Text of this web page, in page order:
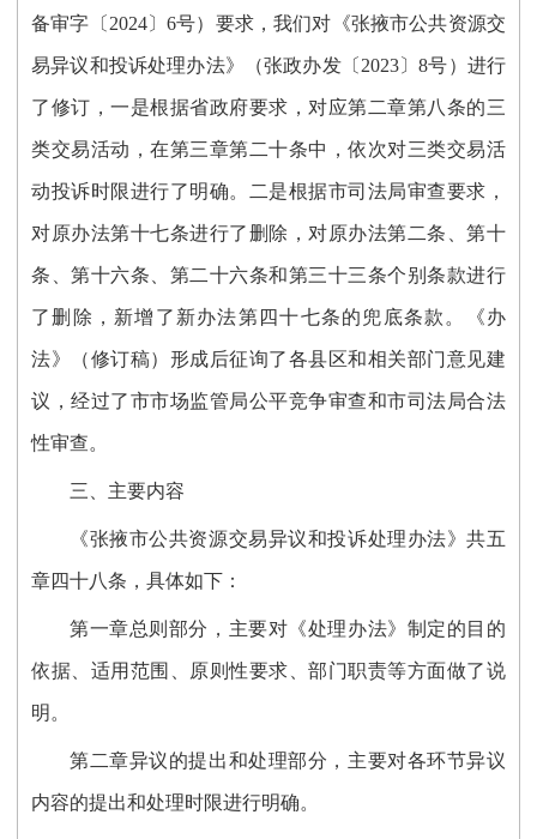
备审字 〔 2024〕6号）要求，我们对 《张掖市公共资源交
易异议和投诉处理办法》（张政办发〔 2023〕8号）进行
了修订，一是根据省政府要求，对应第二章第八条的三
类交易活动，在第三章第二十条中，依次对三类交易活
动投诉时限进行了明确。 二是根据市司法局审查要求，
对原办法第十七条进行了删除，对原办法第二条、第十
条、第十六条、第二十六条和第三十三条个别条款进行
了删除，新增了新办法第四十七条的兜底条款。《办
法》（修订稿） 形成后征询了各县区和相关部门意见建
议，经过了市市场监管局公平竞争审查和市司法局合法
性审查。
三、主要内容
《张掖市公共资源交易异议和投诉处理办法》共五
章四十八条，具体如下：
第一章总则部分，主要对《处理办法》制定的目的
依据、适用范围、原则性要求、部门职责等方面做了说
明。
第二章异议的提出和处理部分，主要对各环节异议
内容的提出和处理时限进行明确。